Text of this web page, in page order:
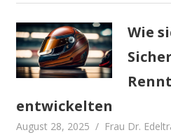
Wie
entwickelten
August 28, 2025 Frau Dr.